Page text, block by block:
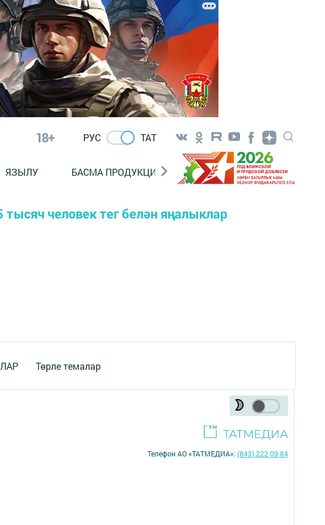
18+ РУС ТАТ
ЯЗЫЛУ БАСМА ПРОДУКЦИЯ САТУ «ГӨЛСТАН»
человек тег белән яңалыклар
Төрле темалар
Телефон АО «ТАТМЕДИА»:(843) 222 09 84